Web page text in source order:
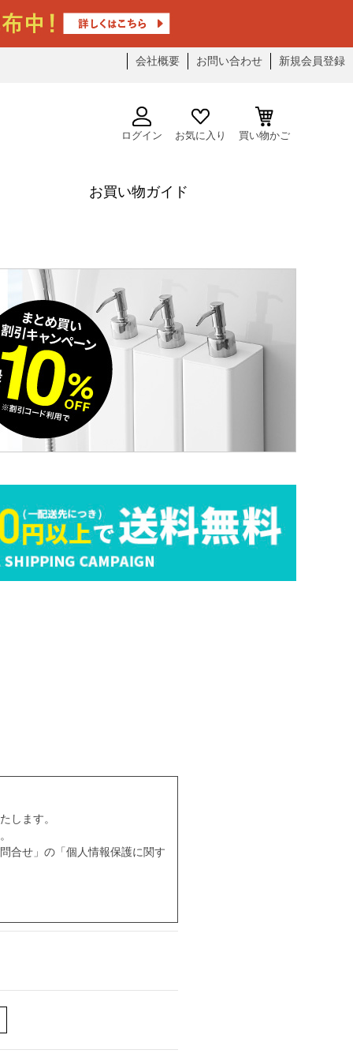
会社概要 お問い合わせ 新規会員登録
ログイン お気に入り 買い物かご
お買い物ガイド
します。
合せ」の「個人情報保護に関す